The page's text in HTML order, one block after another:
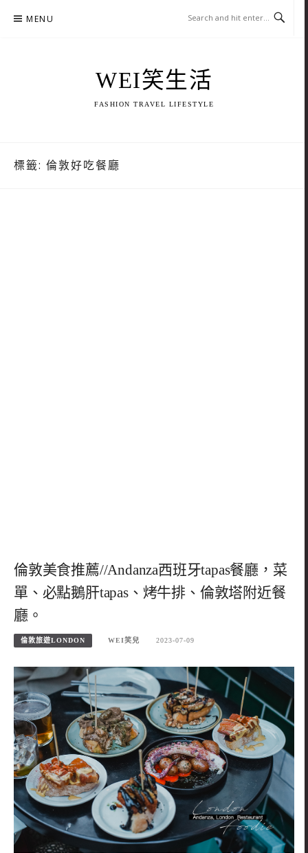
MENU
WEI笑生活
FASHION TRAVEL LIFESTYLE
標籤: 倫敦好吃餐廳
倫敦美食推薦//Andanza西班牙tapas餐廳，菜
單、必點鵝肝tapas、烤牛排、倫敦塔附近餐
廳。
倫敦旅遊LONDON WEI笑兒 2023-07-09